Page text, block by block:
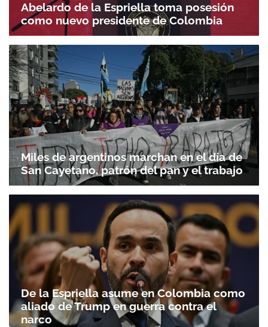
Abelardo de la Espriella toma posesión
como nuevo presidente de Colombia
Miles de argentinos marchan en el día de
San Cayetano, patrón del pan y el trabajo
De la Espriella asume en Colombia como
aliado de Trump en guerra contra el
narco